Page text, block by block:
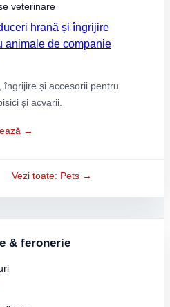
veterinare
îngrijire și accesorii pentru
și acvarii.
→
Vezi toate: Pets →
& feronerie